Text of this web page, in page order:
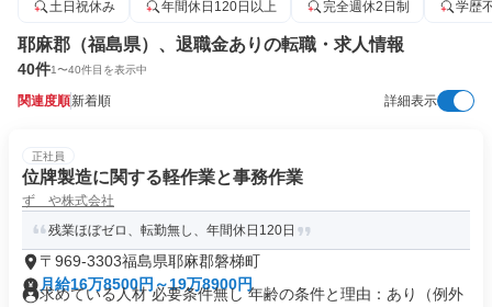
土日祝休み
年間休日120日以上 完全週休2日制 学歴
耶麻郡（福島県）、退職金ありの転職・求人情報
40件1〜40件目を表示中
関連度順新着順 詳細表示
正社員
位牌製造に関する軽作業と事務作業
ずゞや株式会社
残業ほぼゼロ、転勤無し、年間休日120日
〒969-3303福島県耶麻郡磐梯町
月給16万8500円～19万8900円
求めている人材 必要条件無し 年齢の条件と理由：あり（例外